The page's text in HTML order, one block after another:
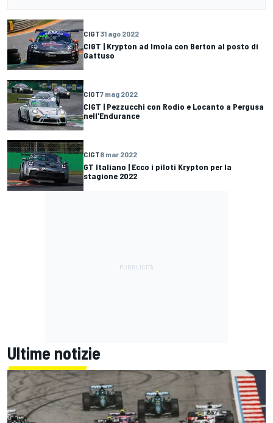
CIGT31 ago 2022
CIGT | Krypton ad Imola con Berton al posto di
Gattuso
CIGT7 mag 2022
CIGT | Pezzucchi con Rodio e Locanto a Pergusa
nell'Endurance
CIGT8 mar 2022
GT Italiano | Ecco i piloti Krypton per la
stagione 2022
Ultime notizie